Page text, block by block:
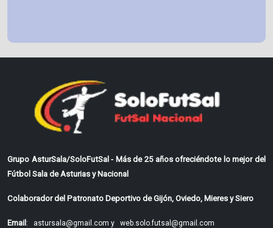
Grupo AsturSala/SoloFutSal - Más de 25 años ofreciéndote lo mejor del
Fútbol Sala de Asturias y Nacional
Colaborador del Patronato Deportivo de Gijón, Oviedo, Mieres y Siero
Email: astursala@gmail.com y web.solo.futsal@gmail.com